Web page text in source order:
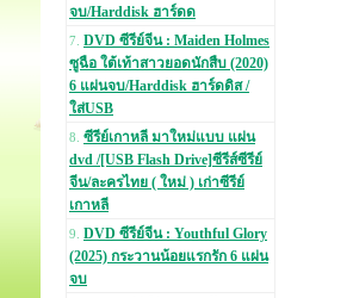
จบ/Harddisk ฮาร์ดด
7. DVD ซีรีย์จีน : Maiden Holmes
ซูฉือ ใต้เท้าสาวยอดนักสืบ (2020)
6 แผ่นจบ/Harddisk ฮาร์ดดิส /
ใส่USB
8. ซีรีย์เกาหลี มาใหม่แบบ แผ่น
dvd /[USB Flash Drive]ซีรีส์ซีรีย์
จีน/ละครไทย ( ใหม่ ) เก่าซีรีย์
เกาหลี
9. DVD ซีรีย์จีน : Youthful Glory
(2025) กระวานน้อยแรกรัก 6 แผ่น
จบ